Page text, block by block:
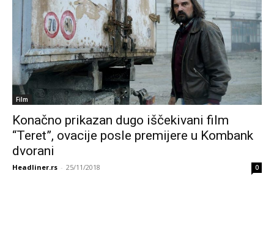
Film
Konačno prikazan dugo iščekivani film
“Teret”, ovacije posle premijere u Kombank
dvorani
Headliner.rs - 25/11/2018 0